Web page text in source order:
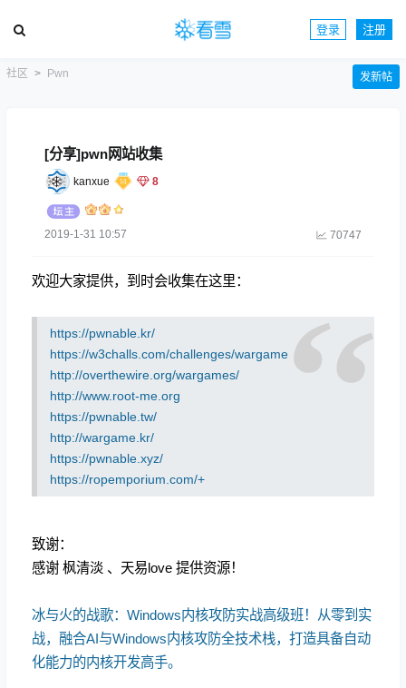
登录 注册
社区 Pwn 发新帖
[分享]pwn网站收集
kanxue 8
2019-1-31 10:57 70747
欢迎大家提供，到时会收集在这里：
https://pwnable.kr/
https://w3challs.com/challenges/wargame
http://overthewire.org/wargames/
http://www.root-me.org
https://pwnable.tw/
http://wargame.kr/
https://pwnable.xyz/
https://ropemporium.com/+
致谢：
感谢 枫清淡 、天易love 提供资源！
冰与火的战歌：Windows内核攻防实战高级班！从零到实
战，融合AI与Windows内核攻防全技术栈，打造具备自动
化能力的内核开发高手。